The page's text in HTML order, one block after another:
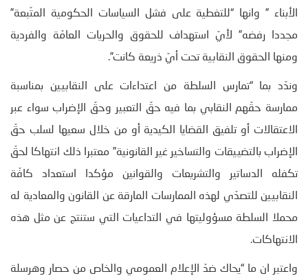
الأبناء ” وانها “للتغطية على فشل السياسات الحكومية المتّبعة”
مجددا رفضه” لأيّ استهداف للحقوق والحريات العامّة والفردية
ومنها الحقوق النقابية تحت أيّ ذريعة كانت”.
وندّد بما “تمارس السلطة من اعتداءات على النقابيين بمناسبة
ممارسة حقّهم النقابي بما فيه حقّ التعبير وحقّ الإضراب سواء عبر
الاعتقالات أو تلفيق القضايا الكيدية أو من خلال سعيها لسلب حقّ
الإضراب بالتضييقات والتساخير غير القانونية” معتبرا ذلك انتهاكا لحقّ
تكفله الدساتير والتشريعات والقوانين مؤكدا استعداد كافّة
النقابيين للتصدّي لهذه الممارسات المارقة عن القانون والمعادية له
محملا السلطة مسؤوليتها في التداعيات التي ستنتج عن مثل هذه
الانتهاكات.
واعتبر ان ما “يحاك ضدّ الإعلام العمومي والخاص من حصار وهرسلة